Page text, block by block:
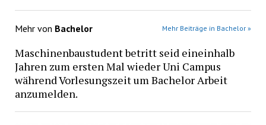
Mehr von Bachelor Mehr Beiträge in Bachelor »
Maschinenbaustudent betritt seid eineinhalb
Jahren zum ersten Mal wieder Uni Campus
während Vorlesungszeit um Bachelor Arbeit
anzumelden.